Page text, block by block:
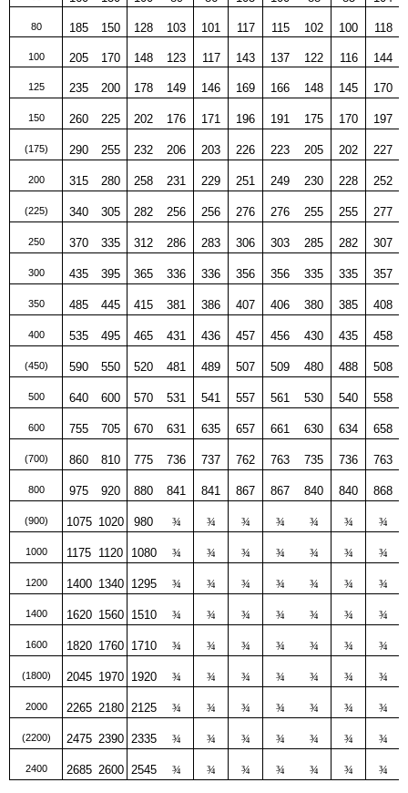
80 185 150 128 103 101 117 115 102 100 118
100 205 170 148 123 117 143 137 122 116 144
125 235 200 178 149 146 169 166 148 145 170
150 260 225 202 176 171 196 191 175 170 197
(175) 290 255 232 206 203 226 223 205 202 227
200 315 280 258 231 229 251 249 230 228 252
(225) 340 305 282 256 256 276 276 255 255 277
250 370 335 312 286 283 306 303 285 282 307
300 435 395 365 336 336 356 356 335 335 357
350 485 445 415 381 386 407 406 380 385 408
400 535 495 465 431 436 457 456 430 435 458
(450) 590 550 520 481 489 507 509 480 488 508
500 640 600 570 531 541 557 561 530 540 558
600 755 705 670 631 635 657 661 630 634 658
(700) 860 810 775 736 737 762 763 735 736 763
800 975 920 880 841 841 867 867 840 840 868
(900) 1075 1020 980 ¾ ¾ ¾ ¾ ¾ ¾ ¾
1000 1175 1120 1080 ¾ ¾ ¾ ¾ ¾ ¾ ¾
1200 1400 1340 1295 ¾ ¾ ¾ ¾ ¾ ¾ ¾
1400 1620 1560 1510 ¾ ¾ ¾ ¾ ¾ ¾ ¾
1600 1820 1760 1710 ¾ ¾ ¾ ¾ ¾ ¾ ¾
(1800) 2045 1970 1920 ¾ ¾ ¾ ¾ ¾ ¾ ¾
2000 2265 2180 2125 ¾ ¾ ¾ ¾ ¾ ¾ ¾
(2200) 2475 2390 2335 ¾ ¾ ¾ ¾ ¾ ¾ ¾
2400 2685 2600 2545 ¾ ¾ ¾ ¾ ¾ ¾ ¾